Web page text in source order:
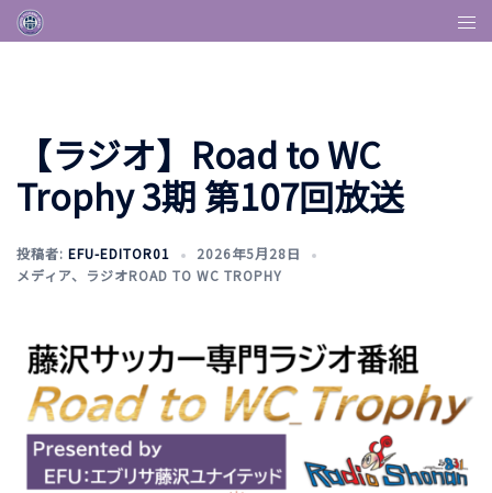
【ラジオ】Road to WC
Trophy 3期 第107回放送
投稿者: EFU-EDITOR01
2026年5月28日
メディア、 ラジオROAD TO WC TROPHY